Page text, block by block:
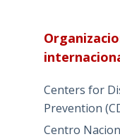
Centers for
Prevention
Centro